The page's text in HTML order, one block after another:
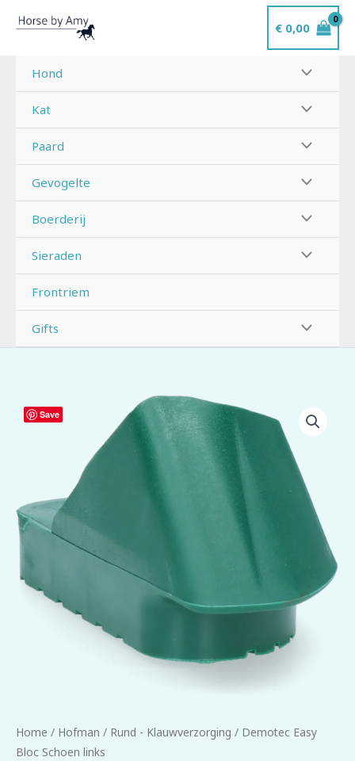
naar
inhoud
€0,00
Hond
Kat
Paard
Gevogelte
Boerderij
Sieraden
Frontriem
Gifts
Save
Home / Hofman / Rund - Klauwverzorging / Demotec Easy
Bloc Schoen links
Demotec
Easy
aantal